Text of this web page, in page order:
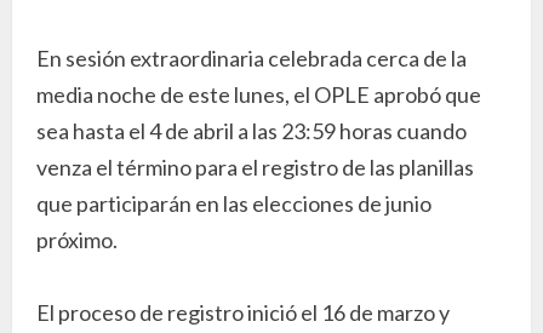
En sesión extraordinaria celebrada cerca de la
media noche de este lunes, el OPLE aprobó que
sea hasta el 4 de abril a las 23:59 horas cuando
venza el término para el registro de las planillas
que participarán en las elecciones de junio
próximo.
El proceso de registro inició el 16 de marzo y